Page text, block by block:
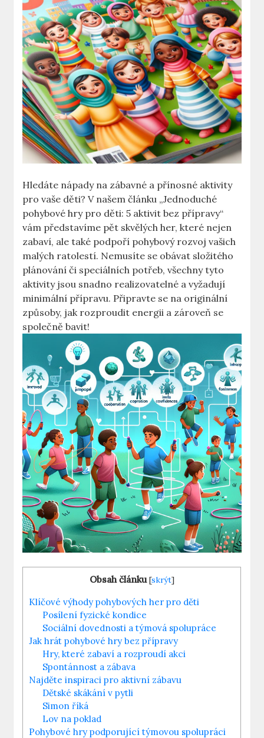
Hledáte nápady na zábavné a přínosné aktivity
pro vaše děti? V našem článku „Jednoduché
pohybové hry pro děti: 5 aktivit bez přípravy“
vám představíme pět skvělých her, které nejen
zabaví, ale také podpoří pohybový rozvoj vašich
malých ratolestí. Nemusíte se obávat složitého
plánování či speciálních potřeb, všechny tyto
aktivity jsou snadno realizovatelné a vyžadují
minimální přípravu. Připravte se na originální
způsoby, jak rozproudit energii a zároveň se
společně bavit!
Obsah článku [skrýt]
Klíčové výhody pohybových her pro děti
Posílení fyzické kondice
Sociální dovednosti a týmová spolupráce
Jak hrát pohybové hry bez přípravy
Hry, které zabaví a rozproudí akci
Spontánnost a zábava
Najděte inspiraci pro aktivní zábavu
Dětské skákání v pytli
Simon říká
Lov na poklad
Pohybové hry podporující týmovou spolupráci